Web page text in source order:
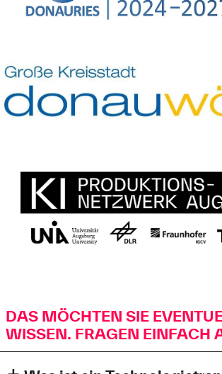
DAS MÖCHTEN SIE
WISSEN. FRAGEN EINFACH